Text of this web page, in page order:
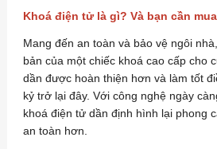
Khoá điện tử là gì? Và bạn cần
Mang đến an toàn và bảo vệ ngôi
bản của một chiếc khoá cao cấp cho
dần được hoàn thiện hơn và làm tốt
kỷ trở lại đây. Với công nghệ ngày
khoá điện tử dần định hình lại phong
an toàn hơn.